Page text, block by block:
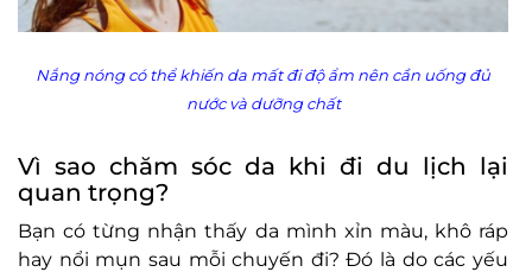
Nắng nóng có thể khiến da mất đi độ ẩm nên cần uống đủ
nước và dưỡng chất
Vì sao chăm sóc da khi đi du lịch lại
quan trọng?
Bạn có từng nhận thấy da mình xỉn màu, khô ráp
hay nổi mụn sau mỗi chuyến đi? Đó là do các yếu